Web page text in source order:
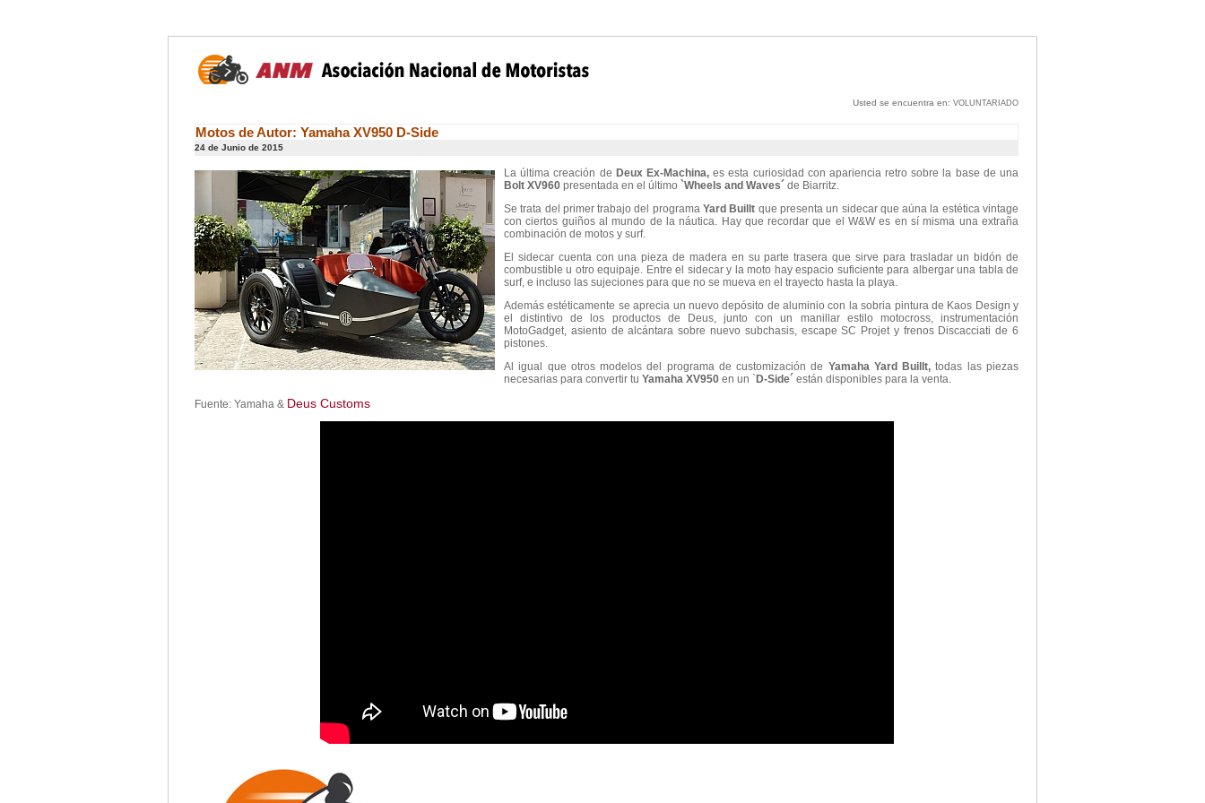
Usted se encuentra en: VOLUNTARIADO
Motos de Autor: Yamaha XV950 D-Side
24 de Junio de 2015
La última creación de Deux Ex-Machina,es esta curiosidad con apariencia retro sobre la base de una
Bolt XV960 presentada en el último `Wheels and Waves´ de Biarritz.
Se trata del primer trabajo del programaYard Buillt que presenta un sidecar que aúna la estética vintage
con ciertos guiños al mundo de la náutica. Hay que recordar que el W&W es en sí misma una extraña
combinación de motos y surf.
El sidecar cuenta con una pieza de madera en su parte trasera que sirve para trasladar un bidón de
combustible u otro equipaje. Entre el sidecar y la moto hay espacio suficiente para albergar una tabla de
surf, e incluso las sujeciones para que no se mueva en el trayecto hasta la playa.
Además estéticamente se aprecia un nuevo depósito de aluminio con la sobria pintura de Kaos Design y
el distintivo de los productos de Deus, junto con un manillar estilo motocross, instrumentación
MotoGadget, asiento de alcántara sobre nuevo subchasis, escape SC Projet y frenos Discacciati de 6
pistones.
Al igual que otros modelos del programa de customización de Yamaha Yard Buillt,todas las piezas
necesarias para convertir tu Yamaha XV950 en un ` D-Side´ están disponibles para la venta.
Fuente: Yamaha & Deus Customs